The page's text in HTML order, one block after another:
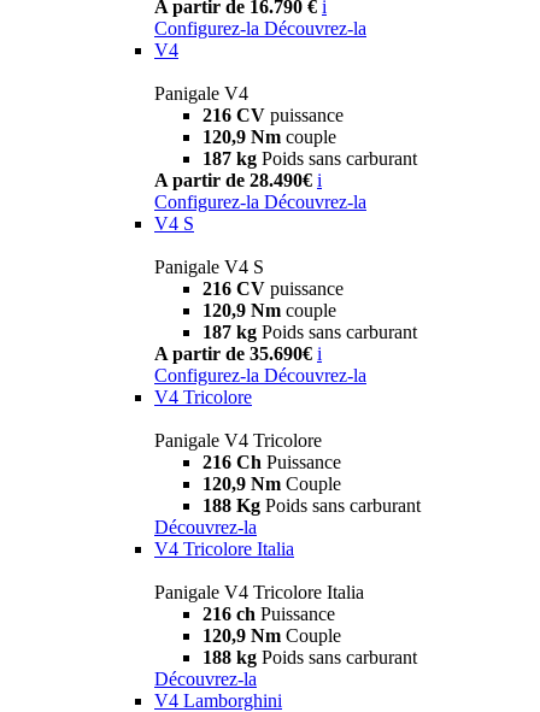
A partir de 16.790 € i
Configurez-la Découvrez-la
V4
Panigale V4
216 CV puissance
120,9 Nm couple
187 kg Poids sans carburant
A partir de 28.490€ i
Configurez-la Découvrez-la
V4 S
Panigale V4 S
216 CV puissance
120,9 Nm couple
187 kg Poids sans carburant
A partir de 35.690€ i
Configurez-la Découvrez-la
V4 Tricolore
Panigale V4 Tricolore
216 Ch Puissance
120,9 Nm Couple
188 Kg Poids sans carburant
Découvrez-la
V4 Tricolore Italia
Panigale V4 Tricolore Italia
216 ch Puissance
120,9 Nm Couple
188 kg Poids sans carburant
Découvrez-la
V4 Lamborghini